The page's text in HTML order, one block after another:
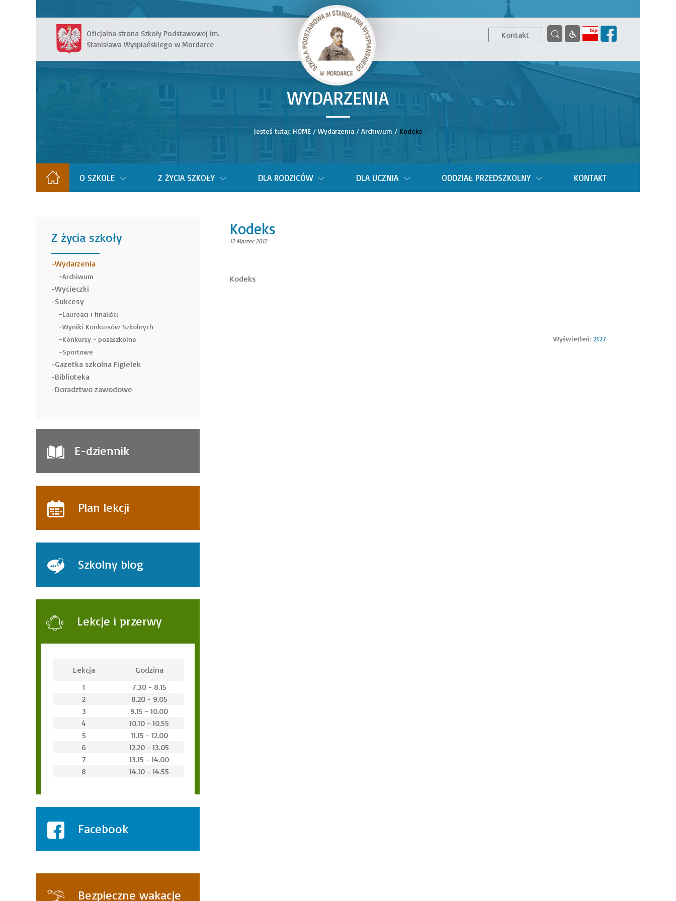
WYDARZENIA
__
Jesteś tutaj: HOME / Wydarzenia / Archiwum / Kodeks
Oficjalna strona Szkoły Podstawowej im.
Stanisława Wyspiańskiego w Mordarce
Kontakt
O SZKOLE Z ŻYCIA SZKOŁY DLA RODZICÓW DLA UCZNIA ODDZIAŁ PRZEDSZKOLNY KONTAKT
Z życia szkoły
______
Wydarzenia
Archiwum
Wycieczki
Sukcesy
Laureaci i finaliści
Wyniki Konkursów Szkolnych
Konkursy - pozaszkolne
Sportowe
Gazetka szkolna Figielek
Biblioteka
Doradztwo zawodowe
E-dziennik
Plan lekcji
Szkolny blog
Lekcje i przerwy
Lekcja
Godzina
1
7.30 - 8.15
2
8.20 - 9.05
3
9.15 - 10.00
4
10.10 - 10.55
5
11.15 - 12.00
6
12.20 - 13.05
7
13.15 - 14.00
8
14.10 - 14.55
Facebook
Bezpieczne wakacje
Kodeks
12 Marzec 2012
Kodeks
Wyświetleń: 2127